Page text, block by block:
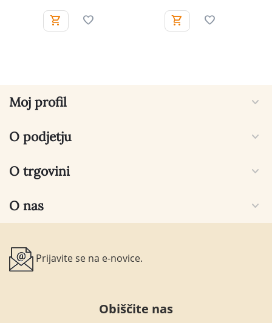
Moj profil
O podjetju
O trgovini
O nas
Prijavite se na e-novice.
Obiščite nas